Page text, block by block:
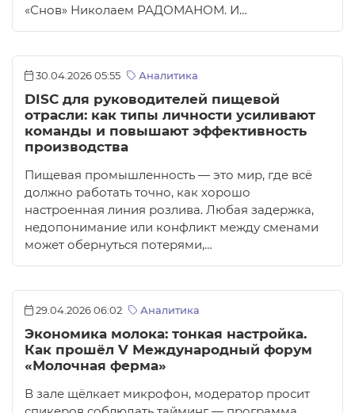
«Снов» Николаем РАДОМАНОМ. И…
30.04.2026 05:55 Аналитика
DISC для руководителей пищевой
отрасли: как типы личности усиливают
команды и повышают эффективность
производства
Пищевая промышленность — это мир, где всё
должно работать точно, как хорошо
настроенная линия розлива. Любая задержка,
недопонимание или конфликт между сменами
может обернуться потерями,…
29.04.2026 06:02 Аналитика
Экономика молока: тонкая настройка.
Как прошёл V Международный форум
«Молочная ферма»
В зале щёлкает микрофон, модератор просит